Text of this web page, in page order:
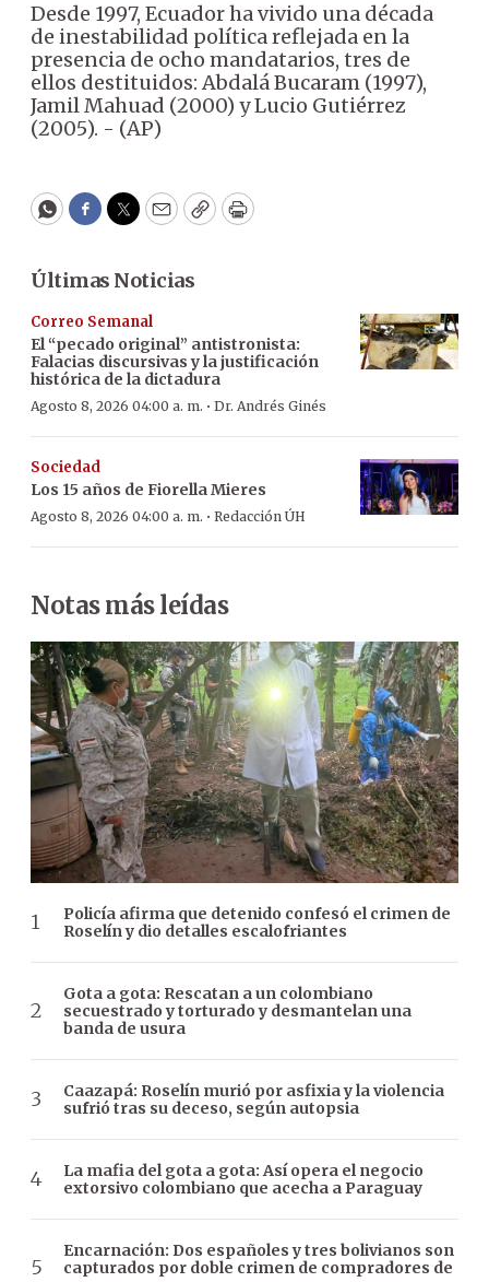
Desde 1997, Ecuador ha vivido una década
de inestabilidad política reflejada en la
presencia de ocho mandatarios, tres de
ellos destituidos: Abdalá Bucaram (1997),
Jamil Mahuad (2000) y Lucio Gutiérrez
(2005). - (AP)
WhatsApp
Facebook
Twitter
EmailCopyPrint
Últimas Noticias
Correo Semanal
El “pecado original” antistronista:
Falacias discursivas y la justificación
histórica de la dictadura
Agosto 8, 2026 04:00 a. m. · Dr. Andrés Ginés
Sociedad
Los 15 años de Fiorella Mieres
Agosto 8, 2026 04:00 a. m. · Redacción ÚH
Notas más leídas
Policía afirma que detenido confesó el crimen de
Roselín y dio detalles escalofriantes
Gota a gota: Rescatan a un colombiano
secuestrado y torturado y desmantelan una
banda de usura
Caazapá: Roselín murió por asfixia y la violencia
sufrió tras su deceso, según autopsia
La mafia del gota a gota: Así opera el negocio
extorsivo colombiano que acecha a Paraguay
Encarnación: Dos españoles y tres bolivianos son
capturados por doble crimen de compradores de